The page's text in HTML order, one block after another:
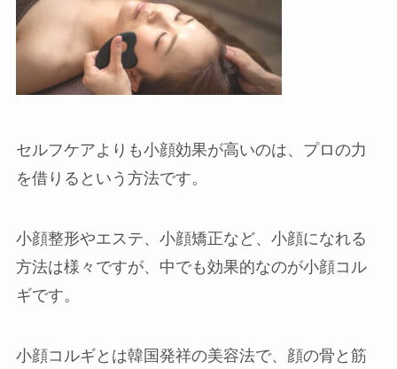
セルフケアよりも小顔効果が高いのは、プロの力
を借りるという方法です。
小顔整形やエステ、小顔矯正など、小顔になれる
方法は様々ですが、中でも効果的なのが小顔コル
ギです。
小顔コルギとは韓国発祥の美容法で、顔の骨と筋